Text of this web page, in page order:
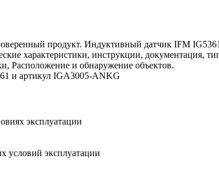
продукт. Индуктивный датчик IFM
характеристики, инструкции, документация,
Расположение и обнаружение объектов.
и артикул IGA3005-ANKG
эксплуатации
условий эксплуатации